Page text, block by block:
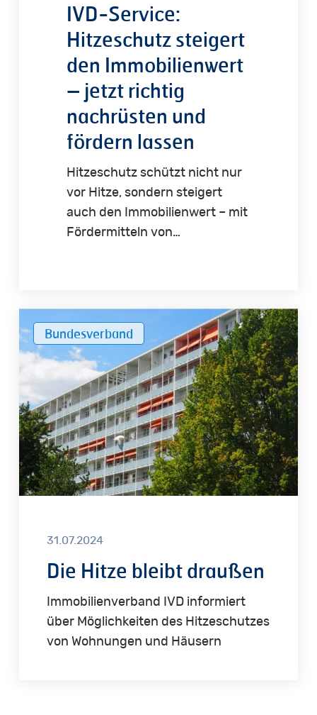
IVD-Service:
Hitzeschutz steigert
den Immobilienwert
– jetzt richtig
nachrüsten und
fördern lassen
Hitzeschutz schützt nicht nur
vor Hitze, sondern steigert
auch den Immobilienwert – mit
Fördermitteln von…
Hitze
bleibt
draußen
Bundesverband
31.07.2024
Die Hitze bleibt draußen
Immobilienverband IVD informiert
über Möglichkeiten des Hitzeschutzes
von Wohnungen und Häusern